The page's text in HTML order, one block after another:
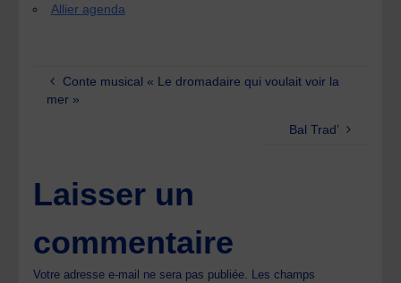
Allier agenda
Conte musical « Le dromadaire qui voulait voir la
mer »
Bal Trad’
Laisser un
commentaire
Votre adresse e-mail ne sera pas publiée. Les champs